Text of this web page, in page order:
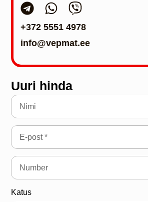
+372 5551 4978
info@vepmat.ee
Uuri hinda
Katus